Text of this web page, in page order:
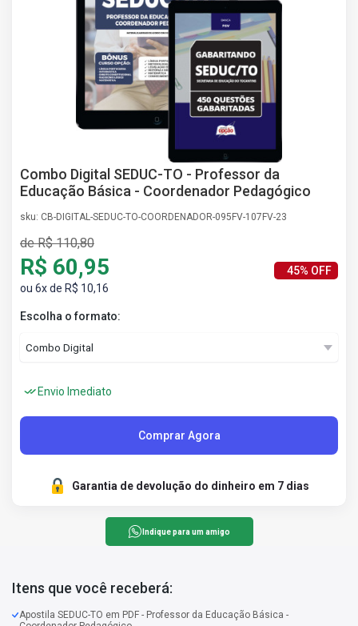
Combo Digital SEDUC-TO - Professor da
Educação Básica - Coordenador Pedagógico
sku: CB-DIGITAL-SEDUC-TO-COORDENADOR-095FV-107FV-23
de R$ 110,80
R$ 60,95
ou 6x de R$ 10,16
45% OFF
Escolha o formato:
Envio Imediato
Comprar Agora
Garantia de devolução do dinheiro em 7 dias
Indique para um amigo
Itens que você receberá:
Apostila SEDUC-TO em PDF - Professor da Educação Básica -